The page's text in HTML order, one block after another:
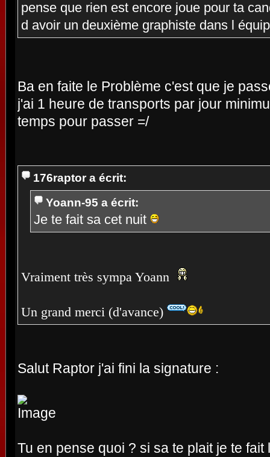
pense que rien est encore joue pour ta
d avoir un deuxième graphiste dans l
Ba en faite le Problème c'est que je
j'ai 1 heure de transports par jour
temps pour passer =/
176raptor a écrit:
Yoann-95 a écrit:
Je te fait sa cet nuit
Vraiment très sympa Yoann
Un grand merci (d'avance)
Salut Raptor j'ai fini la signature :
Tu en pense quoi ? si sa te plait je te